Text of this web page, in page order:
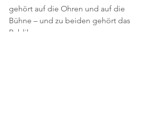
gehört auf die Ohren und auf die
Bühne – und zu beiden gehört das
Publikum.